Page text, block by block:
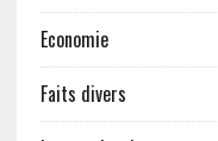
Economie
Faits divers